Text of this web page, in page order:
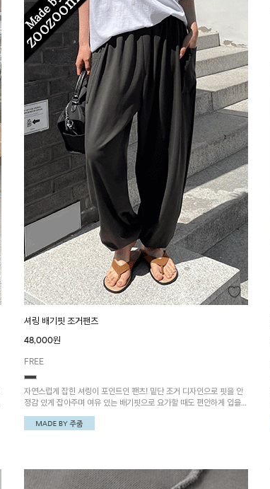
셔링 배기핏 조거팬츠
48,000원
FREE
자연스럽게 잡힌 셔링이 포인트인 팬츠! 밑단 조거 디자인으로 핏을 안
정감 있게 잡아주며 여유 있는 배기핏으로 요가할 때도 편안하게 입을
수 있는 팬츠예요~